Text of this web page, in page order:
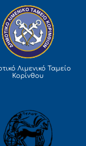
Λιμενικό Ταμείο
Κορίνθου